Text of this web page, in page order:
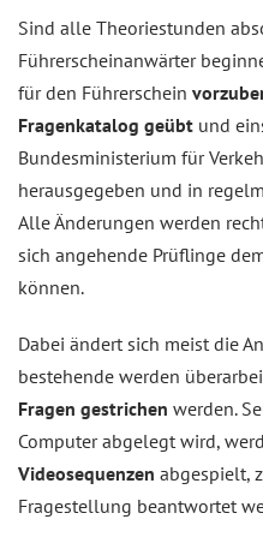
Sind alle Theoriestunden
Führerscheinanwärter
für den Führerschein
Fragenkatalog geübt und
Bundesministerium für
herausgegeben und in
Alle Änderungen werden
sich angehende Prüflinge
können.
Dabei ändert sich meist die
bestehende werden
Fragen gestrichen werden.
Computer abgelegt wird,
Videosequenzen abgespielt,
Fragestellung beantwortet